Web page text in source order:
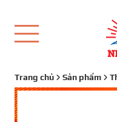
Trang chủ Sản phẩm